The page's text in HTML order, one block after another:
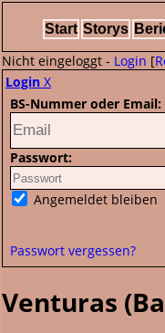
Start Storys
Nicht eingeloggt - Login [
Login X
BS-Nummer oder Email:
Passwort:
Angemeldet bleiben
Passwort vergessen?
Venturas